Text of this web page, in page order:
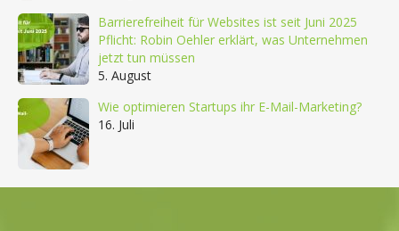
Barrierefreiheit für Websites ist seit Juni 2025
Pflicht: Robin Oehler erklärt, was Unternehmen
jetzt tun müssen
5. August
Wie optimieren Startups ihr E-Mail-Marketing?
16. Juli